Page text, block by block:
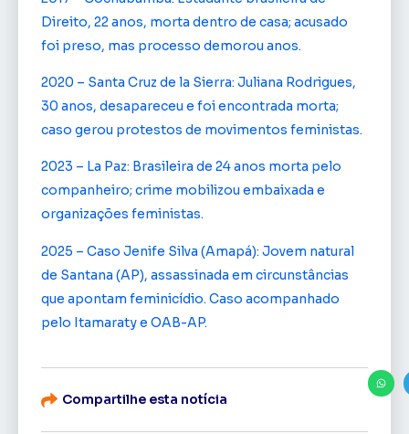
Direito, 22 anos, morta dentro de casa; acusado
foi preso, mas processo demorou anos.
2020 – Santa Cruz de la Sierra: Juliana Rodrigues,
30 anos, desapareceu e foi encontrada morta;
caso gerou protestos de movimentos feministas.
2023 – La Paz: Brasileira de 24 anos morta pelo
companheiro; crime mobilizou embaixada e
organizações feministas.
2025 – Caso Jenife Silva (Amapá): Jovem natural
de Santana (AP), assassinada em circunstâncias
que apontam feminicídio. Caso acompanhado
pelo Itamaraty e OAB-AP.
Compartilhe esta notícia